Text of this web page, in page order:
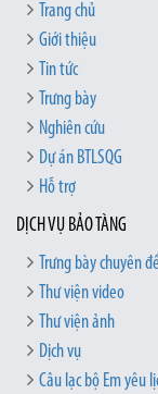
Trang chủ
Giới thiệu
Tin tức
Trưng bày
Nghiên cứu
Dự án BTLSQG
Hỗ trợ
DỊCH VỤ BẢO TÀNG
Trưng bày chuyên đề
Thư viện video
Thư viện ảnh
Dịch vụ
Câu lạc bộ Em yêu